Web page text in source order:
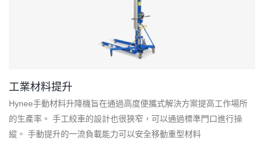
工業材料提升
Hynee手動材料升降機旨在通過高度便攜式解決方案提高工作場所
的生產率。 手工絞車的設計也很狹窄，可以通過標準門口進行操
縱。 手動提升的一流負載能力可以安全移動重型材料